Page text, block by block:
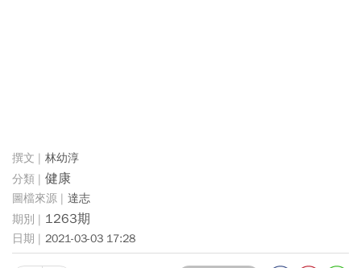
林幼淳
健康
達志
1263期
2021-03-03 17:28